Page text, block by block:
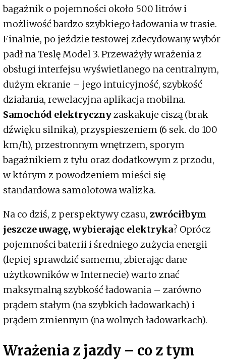
bagażnik o pojemności około 500 litrów i
możliwość bardzo szybkiego ładowania w trasie.
Finalnie, po jeździe testowej zdecydowany wybór
padł na Teslę Model 3. Przeważyły wrażenia z
obsługi interfejsu wyświetlanego na centralnym,
dużym ekranie – jego intuicyjność, szybkość
działania, rewelacyjna aplikacja mobilna.
Samochód elektrycznyzaskakuje ciszą (brak
dźwięku silnika), przyspieszeniem (6 sek. do 100
km/h), przestronnym wnętrzem, sporym
bagażnikiem z tyłu oraz dodatkowym z przodu,
w którym z powodzeniem mieści się
standardowa samolotowa walizka.
Na co dziś, z perspektywy czasu, zwróciłbym
jeszcze uwagę, wybierając elektryka? Oprócz
pojemności baterii i średniego zużycia energii
(lepiej sprawdzić samemu, zbierając dane
użytkowników w Internecie) warto znać
maksymalną szybkość ładowania – zarówno
prądem stałym (na szybkich ładowarkach) i
prądem zmiennym (na wolnych ładowarkach).
Wrażenia z jazdy – co z tym